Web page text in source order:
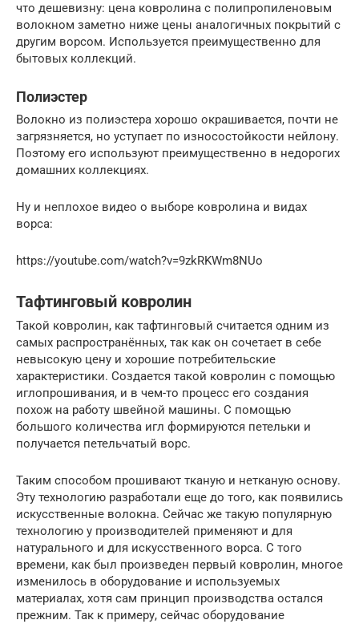
что дешевизну: цена ковролина с полипропиленовым
волокном заметно ниже цены аналогичных покрытий с
другим ворсом. Используется преимущественно для
бытовых коллекций.
Полиэстер
Волокно из полиэстера хорошо окрашивается, почти не
загрязняется, но уступает по износостойкости нейлону.
Поэтому его используют преимущественно в недорогих
домашних коллекциях.
Ну и неплохое видео о выборе ковролина и видах
ворса:
https://youtube.com/watch?v=9zkRKWm8NUo
Тафтинговый ковролин
Такой ковролин, как тафтинговый считается одним из
самых распространённых, так как он сочетает в себе
невысокую цену и хорошие потребительские
характеристики. Создается такой ковролин с помощью
иглопрошивания, и в чем-то процесс его создания
похож на работу швейной машины. С помощью
большого количества игл формируются петельки и
получается петельчатый ворс.
Таким способом прошивают тканую и нетканую основу.
Эту технологию разработали еще до того, как появились
искусственные волокна. Сейчас же такую популярную
технологию у производителей применяют и для
натурального и для искусственного ворса. С того
времени, как был произведен первый ковролин, многое
изменилось в оборудование и используемых
материалах, хотя сам принцип производства остался
прежним. Так к примеру, сейчас оборудование